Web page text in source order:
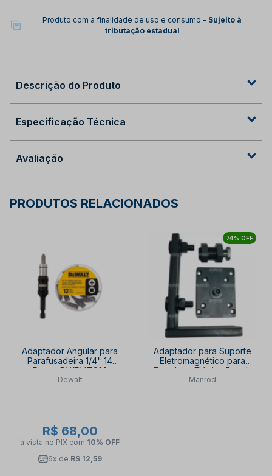
Produto com a finalidade de uso e consumo - Sujeito à
tributação estadual
Descrição do Produto
Especificação Técnica
Avaliação
PRODUTOS RELACIONADOS
Adaptador Angular para
Parafusadeira 1/4" 14
Peças DWPVTC14
DEWALT
Dewalt
R$ 68,00
à vista no PIX com 10% OFF
6x de R$ 12,59
74% OFF
Adaptador para Suporte
Eletromagnético para
Furadeira Elétrica Bosch
MR-80 MANROD
Manrod